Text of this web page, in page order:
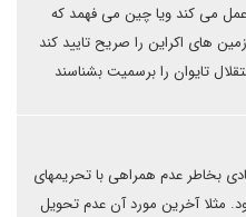
عمل می کند ویا چین می فهمد که
های اکراین را صریح تایید کند
تایوان را برسمیت بشناسند
بخاطر عدم همراهی با تحریمهای
مثلا آخرین مورد آن عدم تحویل